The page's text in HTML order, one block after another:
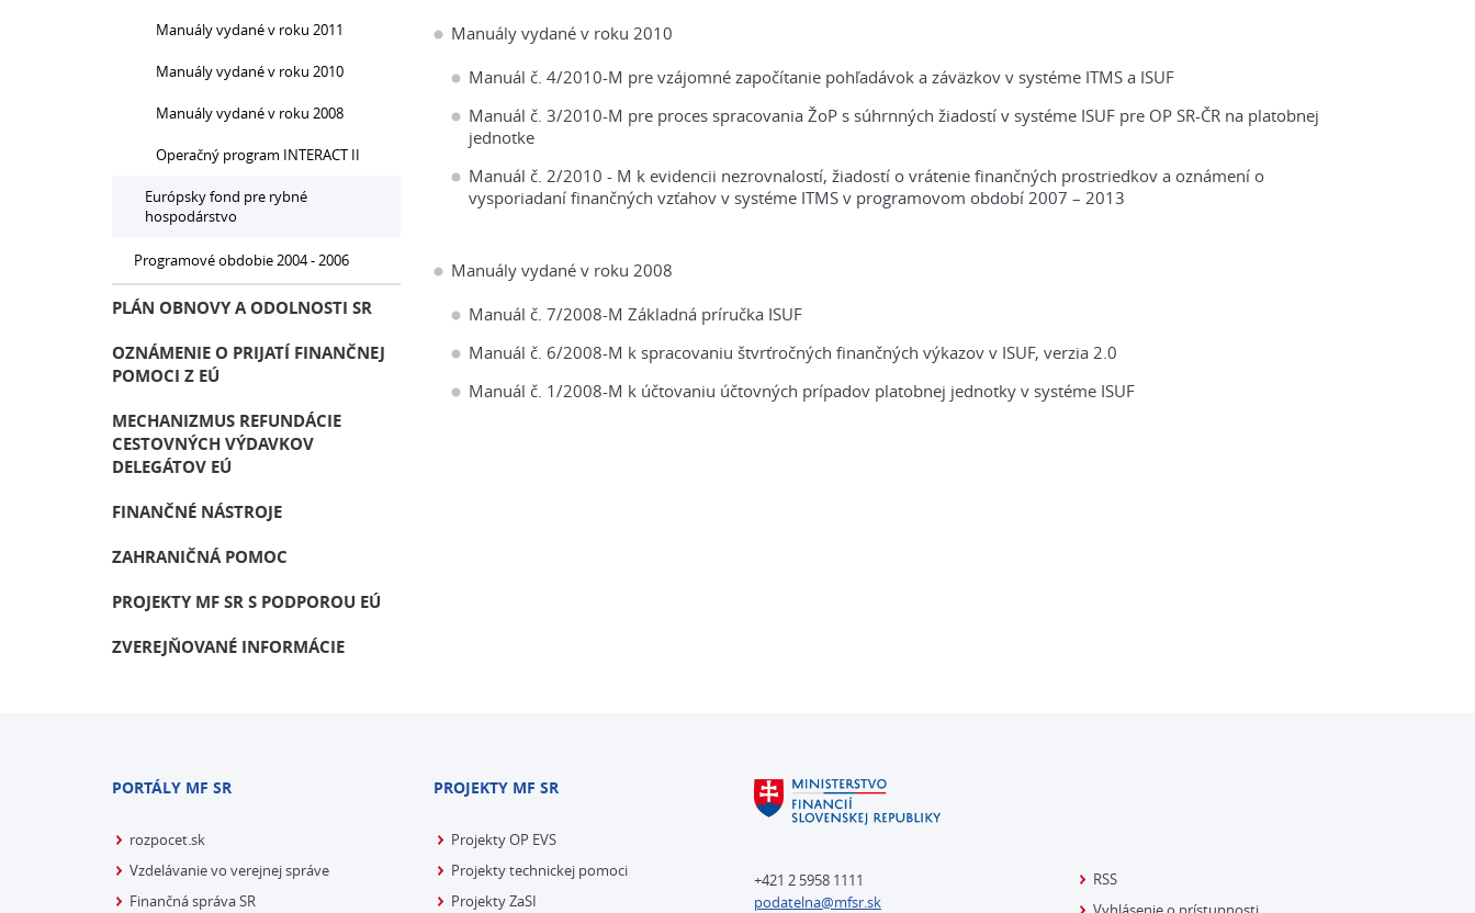
Manuály vydané v roku 2010
Manuál č. 4/2010-M pre vzájomné započítanie pohľadávok a záväzkov v systéme ITMS a ISUF
Manuál č. 3/2010-M pre proces spracovania ŽoP s súhrnných žiadostí v systéme ISUF pre OP SR-ČR na platobnej
jednotke
Manuál č. 2/2010 - M k evidencii nezrovnalostí, žiadostí o vrátenie finančných prostriedkov a oznámení o
vysporiadaní finančných vzťahov v systéme ITMS v programovom období 2007 – 2013
Manuály vydané v roku 2008
Manuál č. 7/2008-M Základná príručka ISUF
Manuál č. 6/2008-M k spracovaniu štvrťročných finančných výkazov v ISUF, verzia 2.0
Manuál č. 1/2008-M k účtovaniu účtovných prípadov platobnej jednotky v systéme ISUF
Manuály vydané v roku 2011
Manuály vydané v roku 2010
Manuály vydané v roku 2008
Operačný program INTERACT II
Európsky fond pre rybné
hospodárstvo
Programové obdobie 2004 - 2006
PLÁN OBNOVY A ODOLNOSTI SR
OZNÁMENIE O PRIJATÍ FINANČNEJ
POMOCI Z EÚ
MECHANIZMUS REFUNDÁCIE
CESTOVNÝCH VÝDAVKOV
DELEGÁTOV EÚ
FINANČNÉ NÁSTROJE
ZAHRANIČNÁ POMOC
PROJEKTY MF SR S PODPOROU EÚ
ZVEREJŇOVANÉ INFORMÁCIE
PORTÁLY MF SR
rozpocet.sk
Vzdelávanie vo verejnej správe
Finančná správa SR
PROJEKTY MF SR
Projekty OP EVS
Projekty technickej pomoci
Projekty ZaSI
+421 2 5958 1111
podatelna@mfsr.sk
RSS